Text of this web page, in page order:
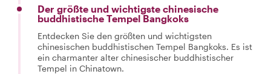
Der größte und wichtigste chinesische
buddhistische Tempel Bangkoks
Entdecken Sie den größten und wichtigsten
chinesischen buddhistischen Tempel Bangkoks. Es ist
ein charmanter alter chinesischer buddhistischer
Tempel in Chinatown.